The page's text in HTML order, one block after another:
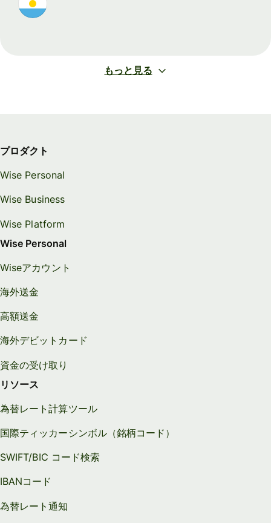
もっと見る
プロダクト
Wise Personal
Wise Business
Wise Platform
Wise Personal
Wiseアカウント
海外送金
高額送金
海外デビットカード
資金の受け取り
リソース
為替レート計算ツール
国際ティッカーシンボル（銘柄コード）
SWIFT/BIC コード検索
IBANコード
為替レート通知